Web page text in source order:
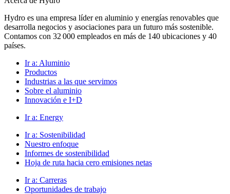
Hydro es una empresa líder en aluminio y energías renovables que
desarrolla negocios y asociaciones para un futuro más sostenible.
Contamos con 32 000 empleados en más de 140 ubicaciones y 40
países.
Ir a: Aluminio
Productos
Industrias a las que servimos
Sobre el aluminio
Innovación e I+D
Ir a: Energy
Ir a: Sostenibilidad
Nuestro enfoque
Informes de sostenibilidad
Hoja de ruta hacia cero emisiones netas
Ir a: Carreras
Oportunidades de trabajo